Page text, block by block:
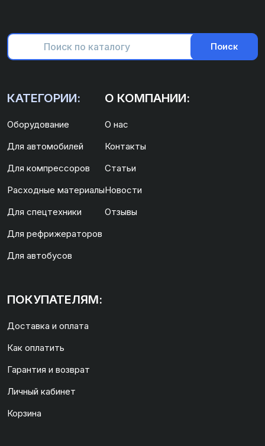
Поиск
КАТЕГОРИИ:
Оборудование
Для автомобилей
Для компрессоров
Расходные материалы
Для спецтехники
Для рефрижераторов
Для автобусов
О КОМПАНИИ:
О нас
Контакты
Статьи
Новости
Отзывы
ПОКУПАТЕЛЯМ:
Доставка и оплата
Как оплатить
Гарантия и возврат
Личный кабинет
Корзина